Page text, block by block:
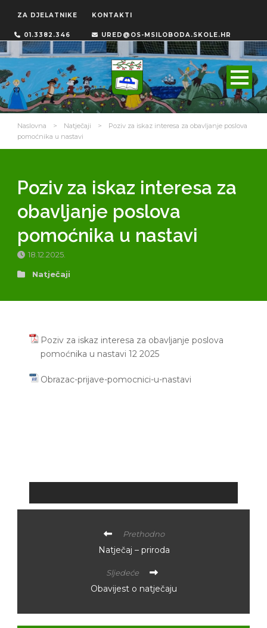
ZA DJELATNIKE KONTAKTI
01.3382.346 URED@OS-MSILOBODA.SKOLE.HR
Naslovna > Natječaji >
Poziv za iskaz interesa za obavljanje poslova
pomoćnika u nastavi
Poziv za iskaz interesa za
obavljanje poslova
pomoćnika u nastavi
18.12.2025.
Natječaji
Poziv za iskaz interesa za obavljanje poslova
pomoćnika u nastavi 12 2025
Obrazac-prijave-pomocnici-u-nastavi
Prethodno
Natječaj – priroda
Sljedeće
Obavijest o natječaju